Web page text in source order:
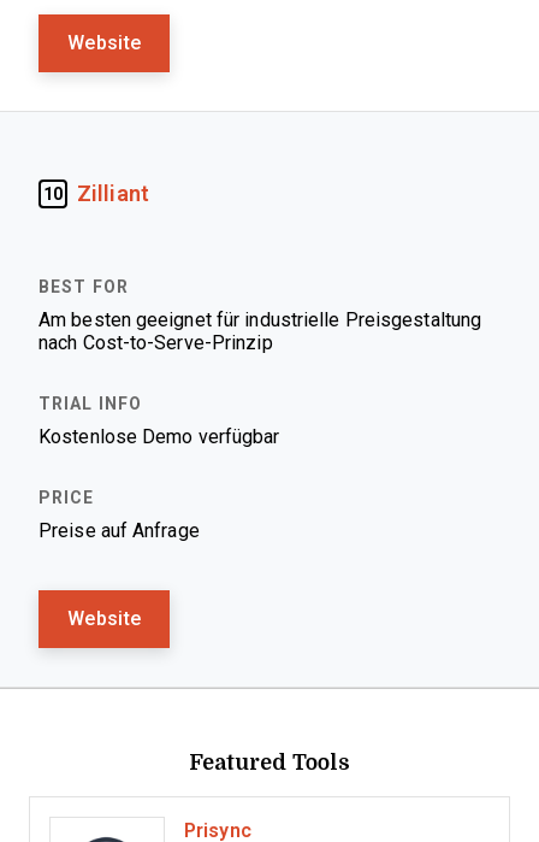
Website
10 Zilliant
Am besten geeignet für industrielle Preisgestaltung
nach Cost-to-Serve-Prinzip
Kostenlose Demo verfügbar
Preise auf Anfrage
Website
Featured Tools
Prisync